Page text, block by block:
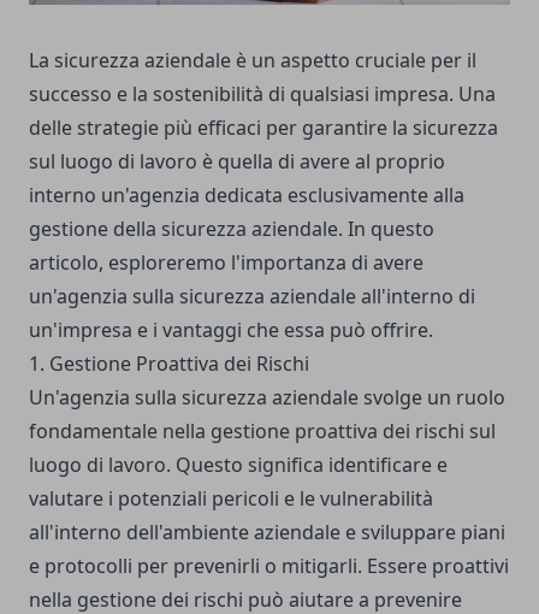
La sicurezza aziendale è un aspetto cruciale per il
successo e la sostenibilità di qualsiasi impresa. Una
delle strategie più efficaci per garantire la sicurezza
sul luogo di lavoro è quella di avere al proprio
interno un'agenzia dedicata esclusivamente alla
gestione della sicurezza aziendale. In questo
articolo, esploreremo l'importanza di avere
un'agenzia sulla sicurezza aziendale all'interno di
un'impresa e i vantaggi che essa può offrire.
1. Gestione Proattiva dei Rischi
Un'agenzia sulla sicurezza aziendale svolge un ruolo
fondamentale nella gestione proattiva dei rischi sul
luogo di lavoro. Questo significa identificare e
valutare i potenziali pericoli e le vulnerabilità
all'interno dell'ambiente aziendale e sviluppare piani
e protocolli per prevenirli o mitigarli. Essere proattivi
nella gestione dei rischi può aiutare a prevenire